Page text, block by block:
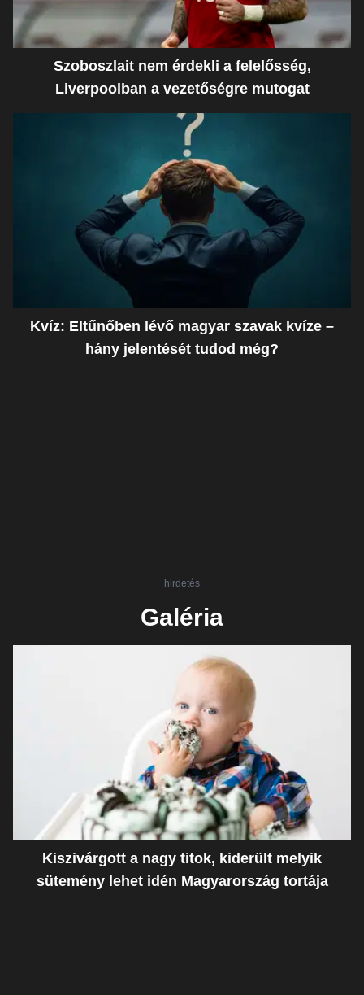
Szoboszlait nem érdekli a felelősség,
Liverpoolban a vezetőségre mutogat
Kvíz: Eltűnőben lévő magyar szavak kvíze –
hány jelentését tudod még?
hirdetés
Galéria
Kiszivárgott a nagy titok, kiderült melyik
sütemény lehet idén Magyarország tortája